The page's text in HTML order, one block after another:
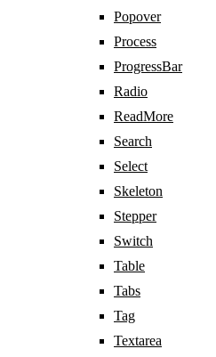
Popover
Process
ProgressBar
Radio
ReadMore
Search
Select
Skeleton
Stepper
Switch
Table
Tabs
Tag
Textarea